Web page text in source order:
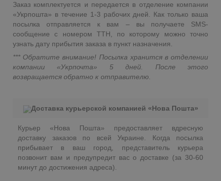
Заказ комплектуется и передается в отделение компании
«Укрпошта» в течение 1-3 рабочих дней. Как только ваша
посылка отправляется к вам – вы получаете SMS-
сообщение с номером ТТН, по которому можно точно
узнать дату прибытия заказа в пункт назначения.
*** Обратите внимание! Посылка хранится в отделении
компании «Укрпочта» 5 дней. После этого
возвращается обратно к отправителю.
Доставка курьерской компанией «Нова Пошта»
Курьер «Нова Пошта» предоставляет вдресную
доставку заказов по всей Украине. Когда посылка
прибывает в ваш город, представитель курьера
позвонит вам и предупредит вас о доставке (за 30-60
минут до достижения адреса).